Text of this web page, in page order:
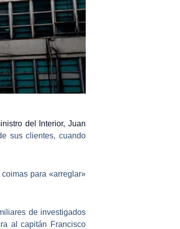
del Interior, Juan
sus clientes, cuando
para «arreglar»
de investigados
alcapitán Francisco